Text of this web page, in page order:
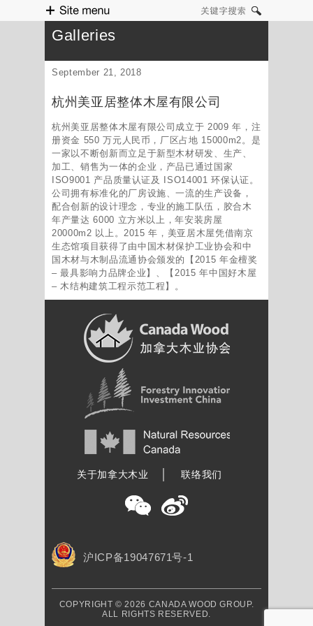
Galleries
September 21, 2018
杭州美亚居整体木屋有限公司
杭州美亚居整体木屋有限公司成立于 2009 年，注
册资金 550 万元人民币，厂区占地 15000m2。是
一家以不断创新而立足于新型木材研发、生产、
加工、销售为一体的企业，产品已通过国家
ISO9001 产品质量认证及 ISO14001 环保认证。
公司拥有标准化的厂房设施、一流的生产设备，
配合创新的设计理念，专业的施工队伍，胶合木
年产量达 6000 立方米以上，年安装房屋
20000m2 以上。2015 年，美亚居木屋凭借南京
生态馆项目获得了由中国木材保护工业协会和中
国木材与木制品流通协会颁发的【2015 年金檀奖
– 最具影响力品牌企业】、【2015 年中国好木屋
– 木结构建筑工程示范工程】。
关于加拿大木业 联络我们
沪ICP备19047671号-1
COPYRIGHT © 2026 CANADA WOOD GROUP.
ALL RIGHTS RESERVED.